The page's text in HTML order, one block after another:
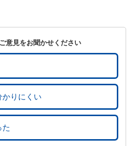
意見をお聞かせください
かりにくい
た